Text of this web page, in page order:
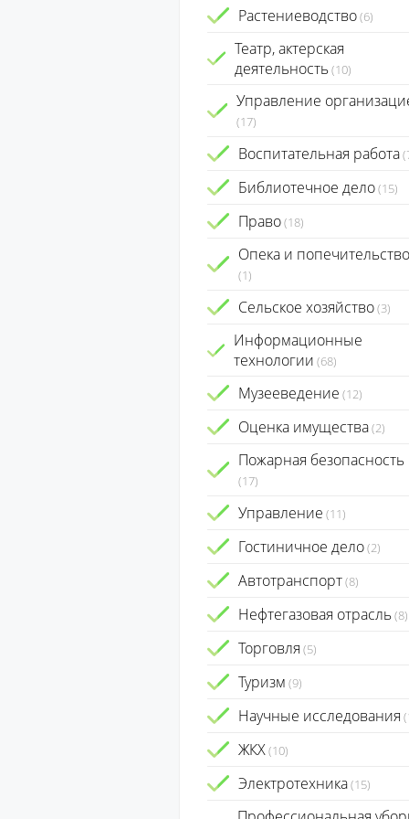
Растениеводство(6)
Театр, актерская
деятельность(10)
Управление
(17)
Воспитательная работа
Библиотечное дело(15)
Право(18)
Опека и попечительство
(1)
Сельское хозяйство(3)
Информационные
технологии (68)
Музееведение (12)
Оценка имущества(2)
Пожарная безопасность
(17)
Управление (11)
Гостиничное дело(2)
Автотранспорт(8)
Нефтегазовая отрасль(8)
Торговля (5)
Туризм (9)
Научные исследования
ЖКХ(10)
Электротехника(15)